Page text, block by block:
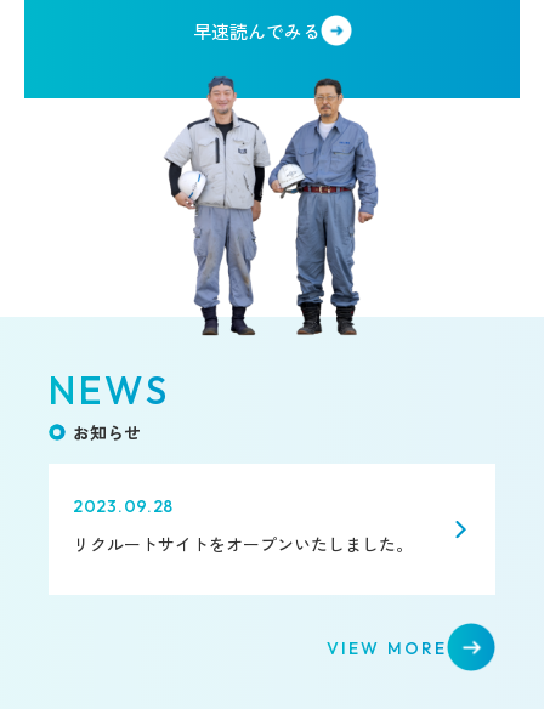
早速読んでみる
NEWS
お知らせ
2023.09.28
リクルートサイトをオープンいたしました。
VIEW MORE